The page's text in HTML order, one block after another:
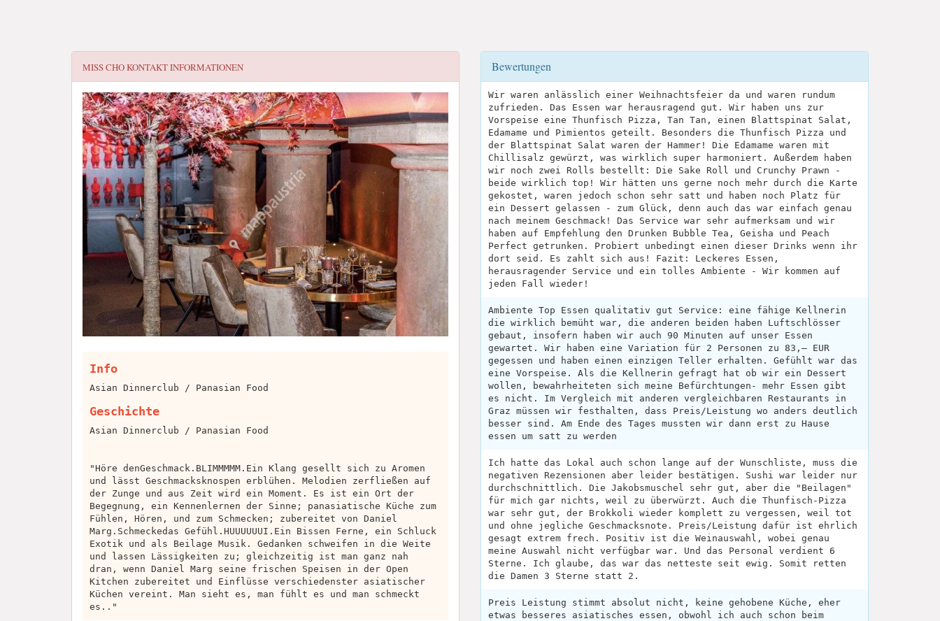
MISS CHOKONTAKT INFORMATIONEN
Info
Asian Dinnerclub / Panasian Food
Geschichte
Asian Dinnerclub / Panasian Food
"Höre denGeschmack.BLIMMMMM.Ein Klang gesellt sich zu Aromen
und lässt Geschmacksknospen erblühen. Melodien zerfließen auf
der Zunge und aus Zeit wird ein Moment. Es ist ein Ort der
Begegnung, ein Kennenlernen der Sinne; panasiatische Küche zum
Fühlen, Hören, und zum Schmecken; zubereitet von Daniel
Marg.Schmeckedas Gefühl.HUUUUUUI.Ein Bissen Ferne, ein Schluck
Exotik und als Beilage Musik. Gedanken schweifen in die Weite
und lassen Lässigkeiten zu; gleichzeitig ist man ganz nah
dran, wenn Daniel Marg seine frischen Speisen in der Open
Kitchen zubereitet und Einflüsse verschiedenster asiatischer
Küchen vereint. Man sieht es, man fühlt es und man schmeckt
es.."
Bewertungen
Wir waren anlässlich einer Weihnachtsfeier da und waren rundum
zufrieden. Das Essen war herausragend gut. Wir haben uns zur
Vorspeise eine Thunfisch Pizza, Tan Tan, einen Blattspinat Salat,
Edamame und Pimientos geteilt. Besonders die Thunfisch Pizza und
der Blattspinat Salat waren der Hammer! Die Edamame waren mit
Chillisalz gewürzt, was wirklich super harmoniert. Außerdem haben
wir noch zwei Rolls bestellt: Die Sake Roll und Crunchy Prawn -
beide wirklich top! Wir hätten uns gerne noch mehr durch die Karte
gekostet, waren jedoch schon sehr satt und haben noch Platz für
ein Dessert gelassen - zum Glück, denn auch das war einfach genau
nach meinem Geschmack! Das Service war sehr aufmerksam und wir
haben auf Empfehlung den Drunken Bubble Tea, Geisha und Peach
Perfect getrunken. Probiert unbedingt einen dieser Drinks wenn ihr
dort seid. Es zahlt sich aus! Fazit: Leckeres Essen,
herausragender Service und ein tolles Ambiente - Wir kommen auf
jeden Fall wieder!
Ambiente Top Essen qualitativ gut Service: eine fähige Kellnerin
die wirklich bemüht war, die anderen beiden haben Luftschlösser
gebaut, insofern haben wir auch 90 Minuten auf unser Essen
gewartet. Wir haben eine Variation für 2 Personen zu 83,— EUR
gegessen und haben einen einzigen Teller erhalten. Gefühlt war das
eine Vorspeise. Als die Kellnerin gefragt hat ob wir ein Dessert
wollen, bewahrheiteten sich meine Befürchtungen- mehr Essen gibt
es nicht. Im Vergleich mit anderen vergleichbaren Restaurants in
Graz müssen wir festhalten, dass Preis/Leistung wo anders deutlich
besser sind. Am Ende des Tages mussten wir dann erst zu Hause
essen um satt zu werden
Ich hatte das Lokal auch schon lange auf der Wunschliste, muss die
negativen Rezensionen aber leider bestätigen. Sushi war leider nur
durchschnittlich. Die Jakobsmuschel sehr gut, aber die "Beilagen"
für mich gar nichts, weil zu überwürzt. Auch die Thunfisch-Pizza
war sehr gut, der Brokkoli wieder komplett zu vergessen, weil tot
und ohne jegliche Geschmacksnote. Preis/Leistung dafür ist ehrlich
gesagt extrem frech. Positiv ist die Weinauswahl, wobei genau
meine Auswahl nicht verfügbar war. Und das Personal verdient 6
Sterne. Ich glaube, das war das netteste seit ewig. Somit retten
die Damen 3 Sterne statt 2.
Preis Leistung stimmt absolut nicht, keine gehobene Küche, eher
etwas besseres asiatisches essen, obwohl ich auch schon beim